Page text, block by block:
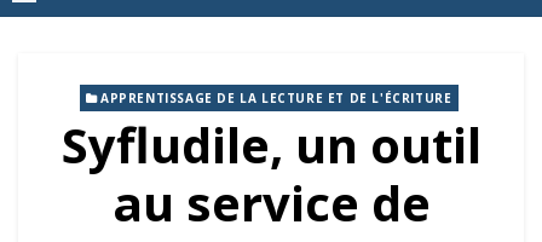
APPRENTISSAGE DE LA LECTURE ET DE L'ÉCRITURE
Syfludile, un outil
au service de